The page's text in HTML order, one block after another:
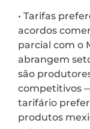
• Tarifas
acordos
parcial com o
abrangem
são
competitivos
tarifário
produtos